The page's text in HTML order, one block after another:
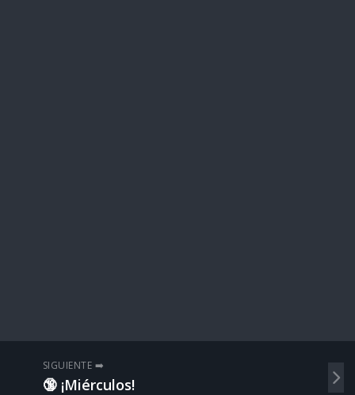
SIGUIENTE ➡️
🔞 ¡Miérculos!